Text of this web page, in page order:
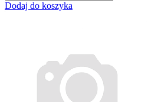
Dodaj do koszyka